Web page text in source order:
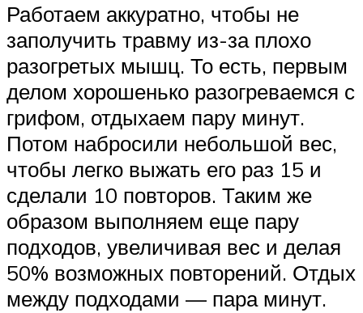
Работаем аккуратно, чтобы не
заполучить травму из-за плохо
разогретых мышц. То есть, первым
делом хорошенько разогреваемся с
грифом, отдыхаем пару минут.
Потом набросили небольшой вес,
чтобы легко выжать его раз 15 и
сделали 10 повторов. Таким же
образом выполняем еще пару
подходов, увеличивая вес и делая
50% возможных повторений. Отдых
между подходами — пара минут.